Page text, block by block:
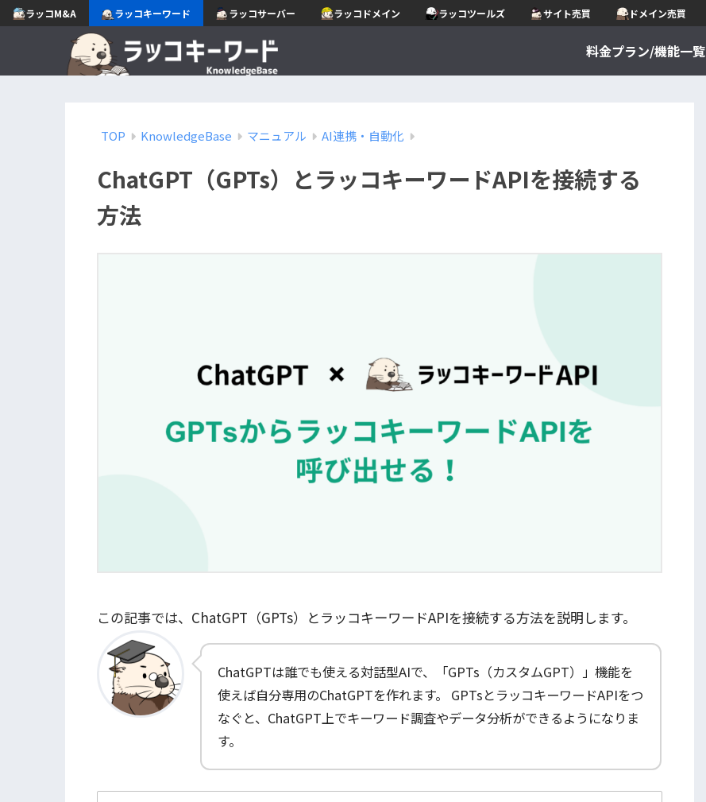
ラッコM&A ラッコキーワード ラッコサーバー ラッコドメイン ラッコツールズ サイト売買 ドメイン売買
料金プラン/機能一覧
TOP KnowledgeBase マニュアル AI連携・自動化
ChatGPT（GPTs）とラッコキーワードAPIを接続する
方法
この記事では、ChatGPT（GPTs）とラッコキーワードAPIを接続する方法を説明します。
ChatGPTは誰でも使える対話型AIで、「GPTs（カスタムGPT）」機能を
使えば自分専用のChatGPTを作れます。 GPTsとラッコキーワードAPIをつ
なぐと、ChatGPT上でキーワード調査やデータ分析ができるようになりま
す。